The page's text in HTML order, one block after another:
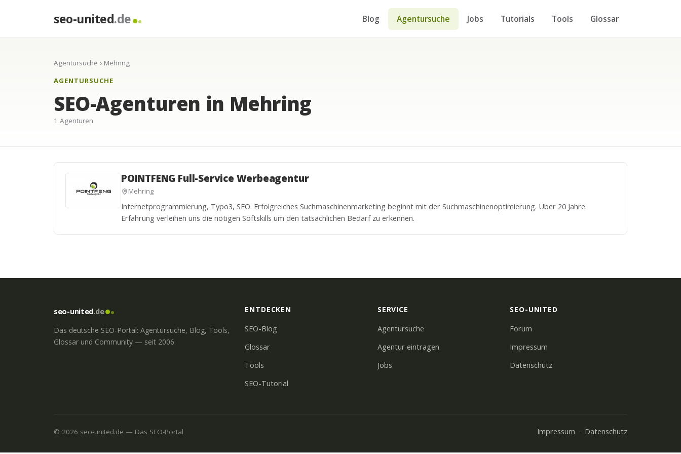
seo-united.de Blog Agentursuche Jobs Tutorials Tools Glossar
Agentursuche › Mehring
AGENTURSUCHE
SEO-Agenturen in Mehring
1 Agenturen
POINTFENG Full-Service Werbeagentur
Mehring
Internetprogrammierung, Typo3, SEO. Erfolgreiches Suchmaschinenmarketing beginnt mit der Suchmaschinenoptimierung. Über 20 Jahre
Erfahrung verleihen uns die nötigen Softskills um den tatsächlichen Bedarf zu erkennen.
seo-united.de
Das deutsche SEO-Portal: Agentursuche, Blog, Tools,
Glossar und Community — seit 2006.
ENTDECKEN
SEO-Blog
Glossar
Tools
SEO-Tutorial
SERVICE
Agentursuche
Agentur eintragen
Jobs
SEO-UNITED
Forum
Impressum
Datenschutz
© 2026 seo-united.de — Das SEO-Portal Impressum · Datenschutz